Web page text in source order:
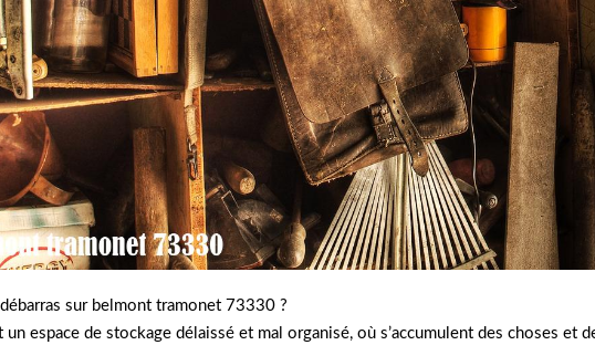
sur belmont tramonet 73330 ?
un espace de stockage délaissé et mal organisé, où s’accumulent des choses